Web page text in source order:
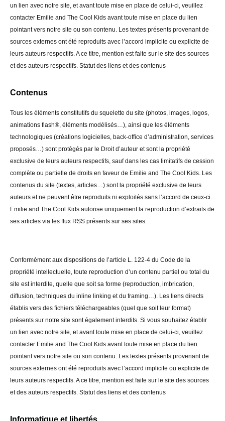
un lien avec notre site, et avant toute mise en place de celui-ci, veuillez
contacter Emilie and The Cool Kids avant toute mise en place du lien
pointant vers notre site ou son contenu. Les textes présents provenant de
sources externes ont été reproduits avec l’accord implicite ou explicite de
leurs auteurs respectifs. A ce titre, mention est faite sur le site des sources
et des auteurs respectifs. Statut des liens et des contenus
Contenus
Tous les éléments constitutifs du squelette du site (photos, images, logos,
animations flash®, éléments modélisés…), ainsi que les éléments
technologiques (créations logicielles, back-office d’administration, services
proposés…) sont protégés par le Droit d’auteur et sont la propriété
exclusive de leurs auteurs respectifs, sauf dans les cas limitatifs de cession
complète ou partielle de droits en faveur de Emilie and The Cool Kids. Les
contenus du site (textes, articles…) sont la propriété exclusive de leurs
auteurs et ne peuvent être reproduits ni exploités sans l’accord de ceux-ci.
Emilie and The Cool Kids autorise uniquement la reproduction d’extraits de
ses articles via les flux RSS présents sur ses sites.
Conformément aux dispositions de l’article L. 122-4 du Code de la
propriété intellectuelle, toute reproduction d’un contenu partiel ou total du
site est interdite, quelle que soit sa forme (reproduction, imbrication,
diffusion, techniques du inline linking et du framing…). Les liens directs
établis vers des fichiers téléchargeables (quel que soit leur format)
présents sur notre site sont également interdits. Si vous souhaitez établir
un lien avec notre site, et avant toute mise en place de celui-ci, veuillez
contacter Emilie and The Cool Kids avant toute mise en place du lien
pointant vers notre site ou son contenu. Les textes présents provenant de
sources externes ont été reproduits avec l’accord implicite ou explicite de
leurs auteurs respectifs. A ce titre, mention est faite sur le site des sources
et des auteurs respectifs. Statut des liens et des contenus